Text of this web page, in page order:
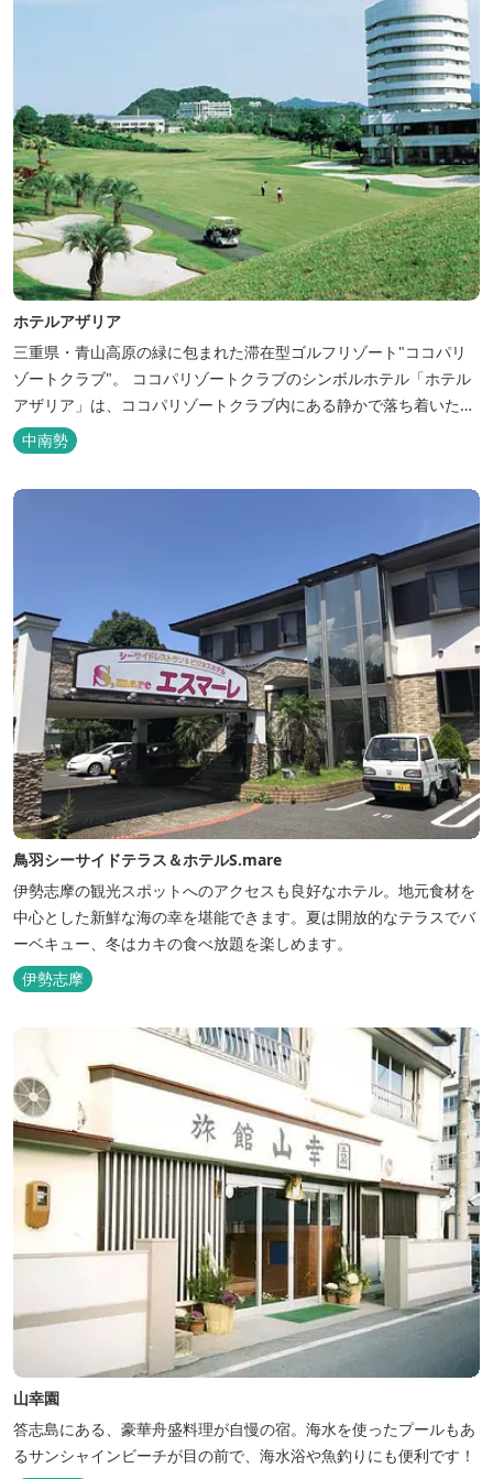
ホテルアザリア
三重県・青山高原の緑に包まれた滞在型ゴルフリゾート"ココパリ
ゾートクラブ"。 ココパリゾートクラブのシンボルホテル「ホテル
アザリア」は、ココパリゾートクラブ内にある静かで落ち着いた雰
囲気の宿泊施設です。 円筒形の特徴ある建物には、ツインや和洋室
など多彩な客室を備え、窓からはリゾートの美しい景色が広がりま
す。 天然温泉の大浴場やサウナも完備しており、 ゴルフの後はも
中南勢
鳥羽シーサイドテラス＆ホテルS.mare
伊勢志摩の観光スポットへのアクセスも良好なホテル。地元食材を
中心とした新鮮な海の幸を堪能できます。夏は開放的なテラスでバ
ーベキュー、冬はカキの食べ放題を楽しめます。
伊勢志摩
山幸園
答志島にある、豪華舟盛料理が自慢の宿。海水を使ったプールもあ
るサンシャインビーチが目の前で、海水浴や魚釣りにも便利です！